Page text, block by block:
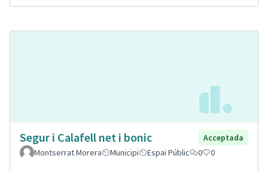
Segur i Calafell net i bonic
Acceptada
Montserrat Morera
Municipi Espai Públic 0 0